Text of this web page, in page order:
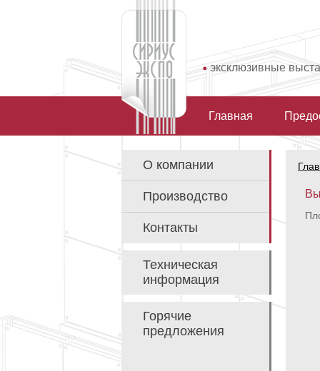
эксклюзивные
Главная
О компании
Производство
Контакты
Техническая
информация
Горячие
предложения